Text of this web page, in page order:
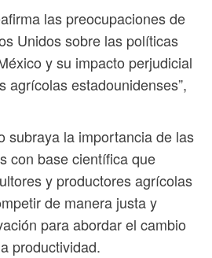
las preocupaciones de
Unidos sobre las políticas
y su impacto perjudicial
agrícolas estadounidenses”,
subraya la importancia de las
con base científica que
y productores agrícolas
de manera justa y
para abordar el cambio
productividad.